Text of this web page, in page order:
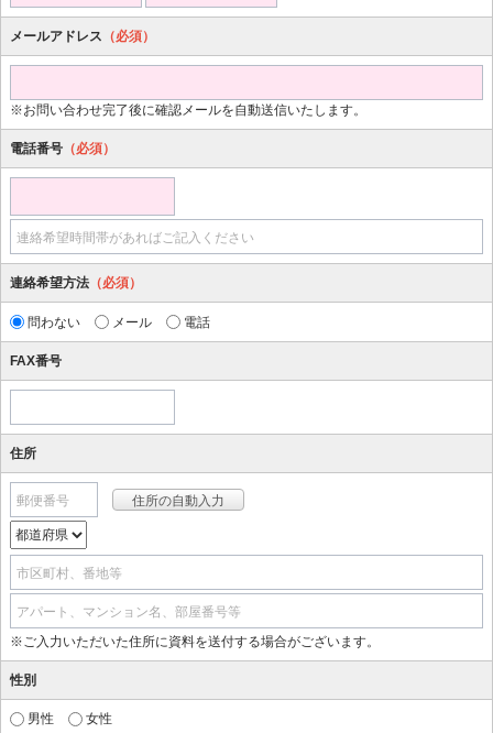
メールアドレス （必須）
※お問い合わせ完了後に確認メールを自動送信いたします。
電話番号 （必須）
連絡希望時間帯があればご記入ください
連絡希望方法 （必須）
問わない メール 電話
FAX番号
住所
郵便番号
市区町村、番地等
アパート、マンション名、部屋番号等
※ご入力いただいた住所に資料を送付する場合がございます。
性別
男性 女性